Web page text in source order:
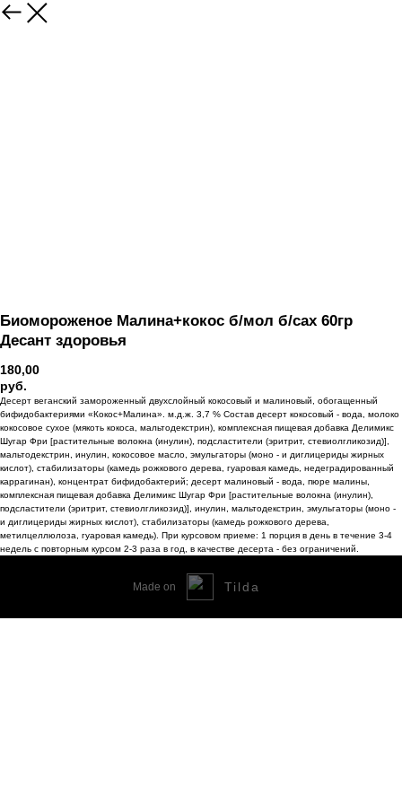
Вернуться
Биомороженое Малина+кокос б/мол б/сах 60гр
Десант здоровья
180,00
руб.
Десерт веганский замороженный двухслойный кокосовый и малиновый, обогащенный
бифидобактериями «Кокос+Малина». м.д.ж. 3,7 % Состав десерт кокосовый - вода, молоко
кокосовое сухое (мякоть кокоса, мальтодекстрин), комплексная пищевая добавка Делимикс
Шугар Фри [растительные волокна (инулин), подсластители (эритрит, стевиолгликозид)],
мальтодекстрин, инулин, кокосовое масло, эмульгаторы (моно - и диглицериды жирных
кислот), стабилизаторы (камедь рожкового дерева, гуаровая камедь, недеградированный
каррагинан), концентрат бифидобактерий; десерт малиновый - вода, пюре малины,
комплексная пищевая добавка Делимикс Шугар Фри [растительные волокна (инулин),
подсластители (эритрит, стевиолгликозид)], инулин, мальтодекстрин, эмульгаторы (моно -
и диглицериды жирных кислот), стабилизаторы (камедь рожкового дерева,
метилцеллюлоза, гуаровая камедь). При курсовом приеме: 1 порция в день в течение 3-4
недель с повторным курсом 2-3 раза в год, в качестве десерта - без ограничений.
Made on Tilda